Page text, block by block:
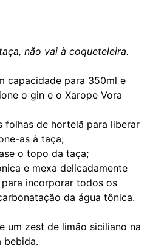
não vai à coqueteleira.
capacidade para 350ml e
o gin e o Xarope Vora
folhas de hortelã para liberar
as à taça;
o topo da taça;
e mexa delicadamente
incorporar todos os
da água tônica.
um zest de limão siciliano na
bebida.